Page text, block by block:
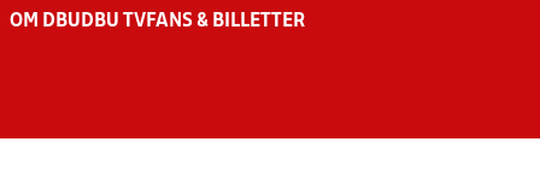
OM DBU DBU TV FANS & BILLETTER